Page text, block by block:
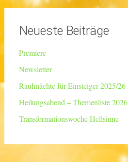
Neueste Beiträge
Premiere
Newsletter
Rauhnächte für Einsteiger 2025/26
Heilungsabend – Themenliste 2026
Transformationswoche Hellsinne